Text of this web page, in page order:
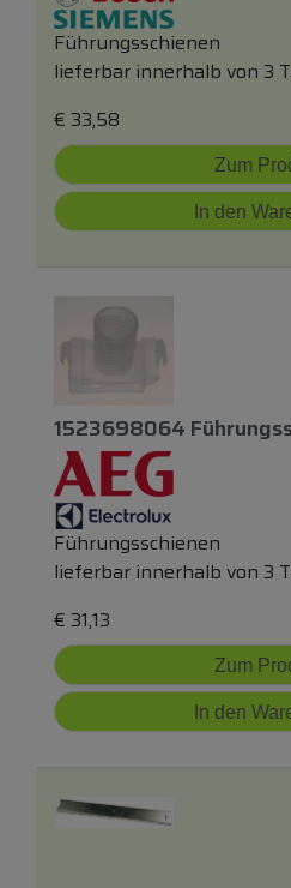
Führungsschienen
lieferbar innerhalb von 3
€ 33,58
Zum
In den
1523698064
Führungsschienen
lieferbar innerhalb von 3
€ 31,13
Zum
In den